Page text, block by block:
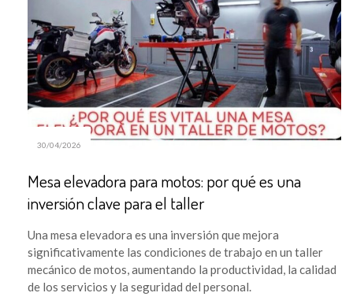
30/04/2026
Mesa elevadora para motos: por qué es una
inversión clave para el taller
Una mesa elevadora es una inversión que mejora
significativamente las condiciones de trabajo en un taller
mecánico de motos, aumentando la productividad, la calidad
de los servicios y la seguridad del personal.